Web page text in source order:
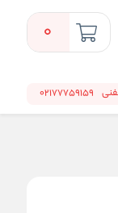
0
02177759159